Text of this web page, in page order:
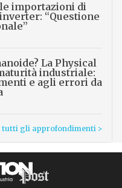
importazioni di
“Questione
La Physical
industriale:
e agli errori da
tutti gli approfondimenti >